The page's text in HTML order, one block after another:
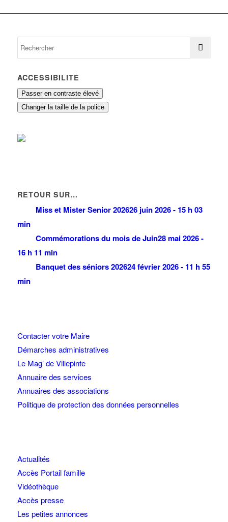
ACCESSIBILITÉ
Passer en contraste élevé
Changer la taille de la police
RETOUR SUR…
Miss et Mister Senior 202626 juin 2026 - 15 h 03
min
Commémorations du mois de Juin28 mai 2026 -
16 h 11 min
Banquet des séniors 202624 février 2026 - 11 h 55
min
Contacter votre Maire
Démarches administratives
Le Mag’ de Villepinte
Annuaire des services
Annuaires des associations
Politique de protection des données personnelles
Actualités
Accès Portail famille
Vidéothèque
Accès presse
Les petites annonces